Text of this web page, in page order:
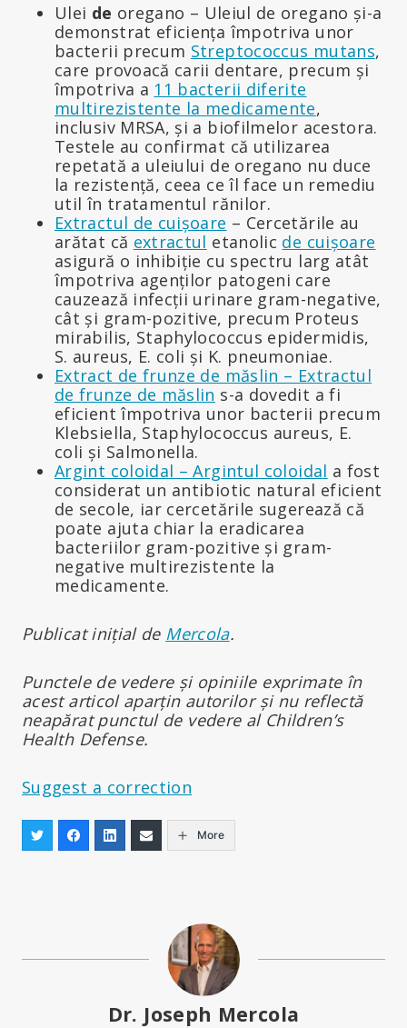
Ulei de oregano – Uleiul de oregano și-a
demonstrat eficiența împotriva unor
bacterii precum Streptococcus mutans,
care provoacă carii dentare, precum și
împotriva a 11 bacterii diferite
multirezistente la medicamente,
inclusiv MRSA, și a biofilmelor acestora.
Testele au confirmat că utilizarea
repetată a uleiului de oregano nu duce
la rezistență, ceea ce îl face un remediu
util în tratamentul rănilor.
Extractul de cuișoare – Cercetările au
arătat că extractul etanolic de cuișoare
asigură o inhibiție cu spectru larg atât
împotriva agenților patogeni care
cauzează infecții urinare gram-negative,
cât și gram-pozitive, precum Proteus
mirabilis, Staphylococcus epidermidis,
S. aureus, E. coli și K. pneumoniae.
Extract de frunze de măslin – Extractul
de frunze de măslin s-a dovedit a fi
eficient împotriva unor bacterii precum
Klebsiella, Staphylococcus aureus, E.
coli și Salmonella.
Argint coloidal – Argintul coloidal a fost
considerat un antibiotic natural eficient
de secole, iar cercetările sugerează că
poate ajuta chiar la eradicarea
bacteriilor gram-pozitive și gram-
negative multirezistente la
medicamente.
Publicat inițial de Mercola.
Punctele de vedere și opiniile exprimate în
acest articol aparțin autorilor și nu reflectă
neapărat punctul de vedere al Children’s
Health Defense.
Suggest a correction
More
Dr. Joseph Mercola